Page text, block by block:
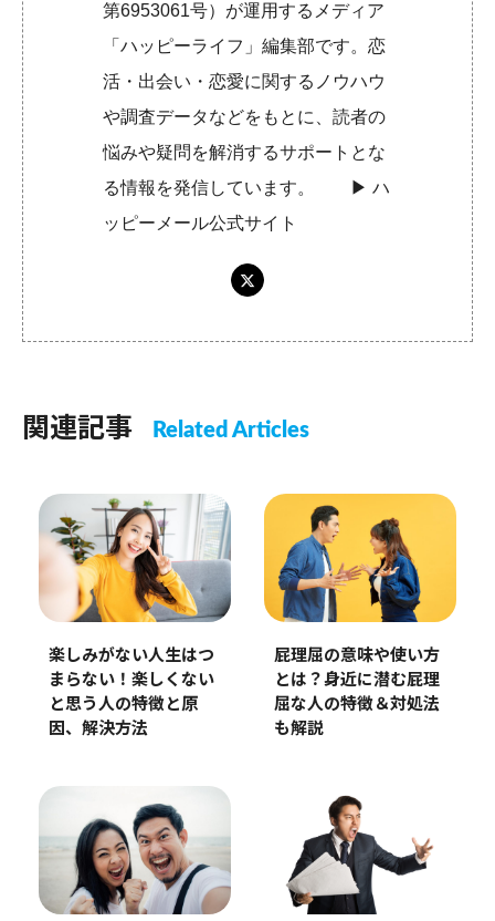
第6953061号）が運用するメディア
「ハッピーライフ」編集部です。恋
活・出会い・恋愛に関するノウハウ
や調査データなどをもとに、読者の
悩みや疑問を解消するサポートとな
る情報を発信しています。 ▶︎ハ
ッピーメール公式サイト
関連記事 Related Articles
楽しみがない人生はつ
まらない！楽しくない
と思う人の特徴と原
因、解決方法
屁理屈の意味や使い方
とは？身近に潜む屁理
屈な人の特徴＆対処法
も解説